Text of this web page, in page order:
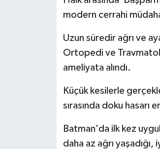
modern cerrahi
Uzun süredir ağrı ve
Ortopedi ve
ameliyata alındı.
Küçük kesilerle
sırasında doku hasarı
Batman'da ilk kez
daha az ağrı yaşadığı,